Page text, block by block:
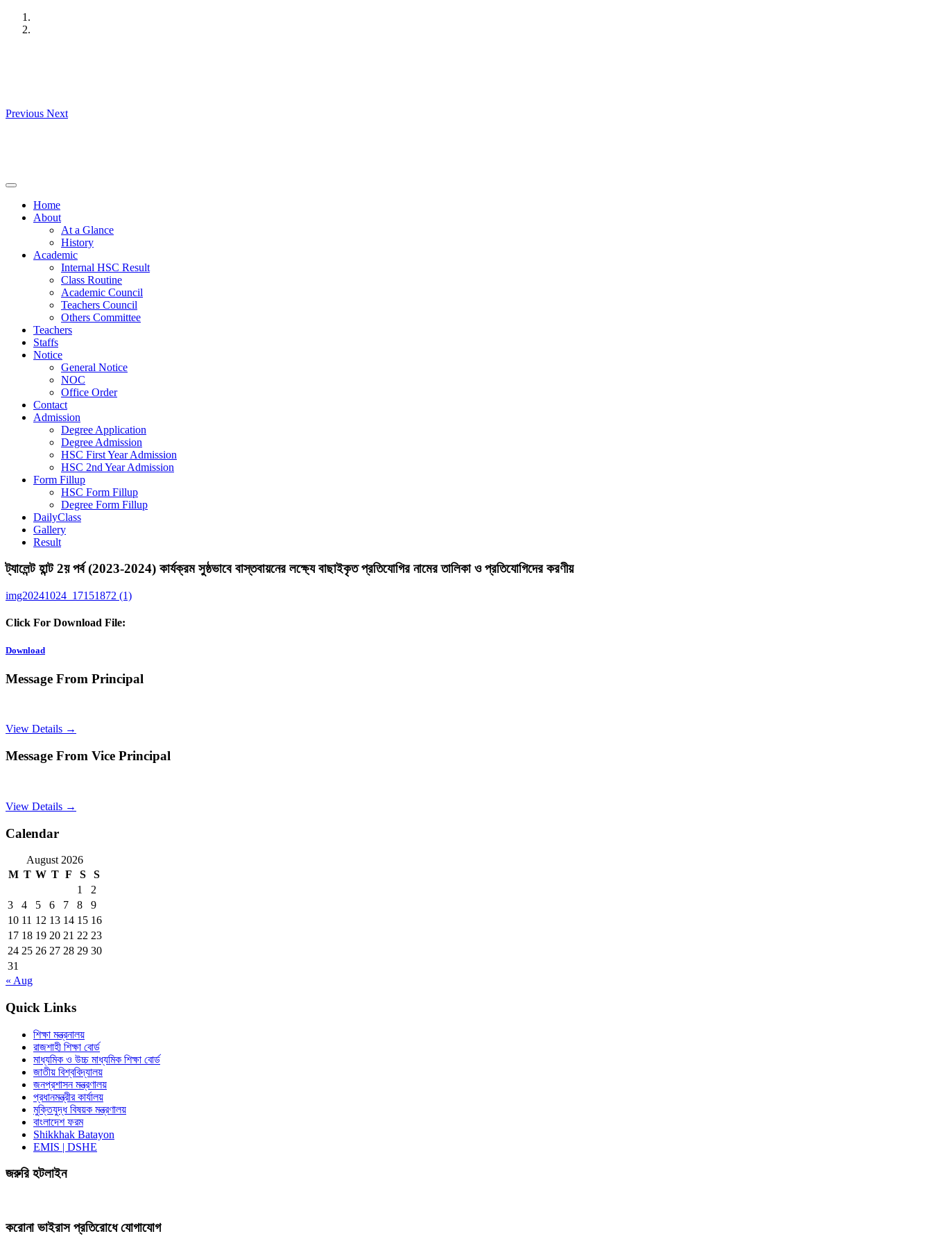
Skip
Previous Next
Home
About
At a Glance
History
Academic
Internal HSC Result
Class Routine
Academic Council
Teachers Council
Others Committee
Teachers
Staffs
Notice
General Notice
NOC
Office Order
Contact
Admission
Degree Application
Degree Admission
HSC First Year Admission
HSC 2nd Year Admission
Form Fillup
HSC Form Fillup
Degree Form Fillup
DailyClass
Gallery
Result
ট্যালেন্ট হান্ট 2য় পর্ব (2023-2024) কার্যক্রম সুষ্ঠভাবে বাস্তবায়নের লক্ষ্যে বাছাইকৃত প্রতিযোগির নামের তালিকা ও প্রতিযোগিদের করণীয়
img20241024_17151872 (1)
Click For Download File:
Download
Message From Principal
View Details →
Message From Vice Principal
View Details →
Calendar
August 2026
M T W T F S
S
1
2
3
4 5 6 7 8
9
10 11 12 13 14 15 16
17 18 19 20 21 22 23
24 25 26 27 28 29 30
31
« Aug
Quick Links
শিক্ষা মন্ত্রনালয়
রাজশাহী শিক্ষা বোর্ড
মাধ্যমিক ও উচ্চ মাধ্যমিক শিক্ষা বোর্ড
জাতীয় বিশ্ববিদ্যালয়
জনপ্রশাসন মন্ত্রণালয়
প্রধানমন্ত্রীর কার্যালয়
মুক্তিযুদ্ধ বিষয়ক মন্ত্রণালয়
বাংলাদেশ ফরম
Shikkhak Batayon
EMIS | DSHE
জরুরি হটলাইন
করোনা ভাইরাস প্রতিরোধে যোগাযোগ